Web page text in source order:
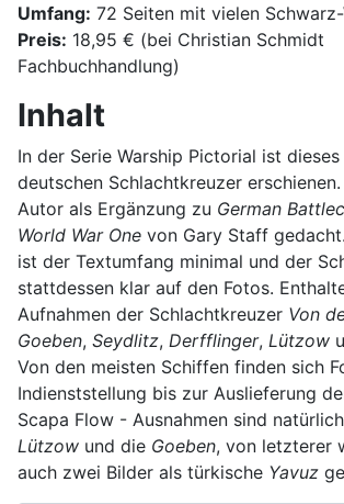
Umfang: 72 Seiten mit vielen
Preis: 18,95 € (bei Christian Schmidt
Fachbuchhandlung)
Inhalt
In der Serie Warship Pictorial ist
deutschen Schlachtkreuzer
Autor als Ergänzung zu German
World War One von Gary Staff
ist der Textumfang minimal und der
stattdessen klar auf den Fotos.
Aufnahmen der Schlachtkreuzer Von
Goeben, Seydlitz, Derfflinger, Lützow
Von den meisten Schiffen finden sich
Indienststellung bis zur Auslieferung
Scapa Flow - Ausnahmen sind
Lützow und die Goeben, von letzterer
auch zwei Bilder als türkische Yavuz